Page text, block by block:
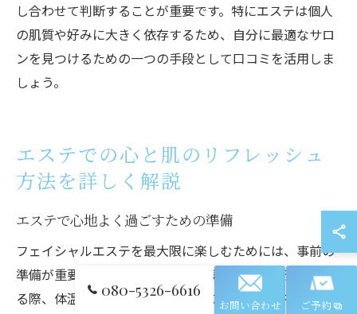
し合わせて判断することが重要です。特にエステは個人
の肌質や好みに大きく依存するため、自分に最適なサロ
ンを見つけるための一つの手段として口コミを活用しま
しょう。
エステでの心と肌のリフレッシュ
方法を詳しく解説
エステで心地よく過ごすための準備
フェイシャルエステを最大限に楽しむためには、事前の
準備が重要です。札幌の寒冷な気候の中でエステを受け
る際、体温をしっかりと保つために温かい服装を心がけ
080-5326-6616
お問い合わせ ご予約